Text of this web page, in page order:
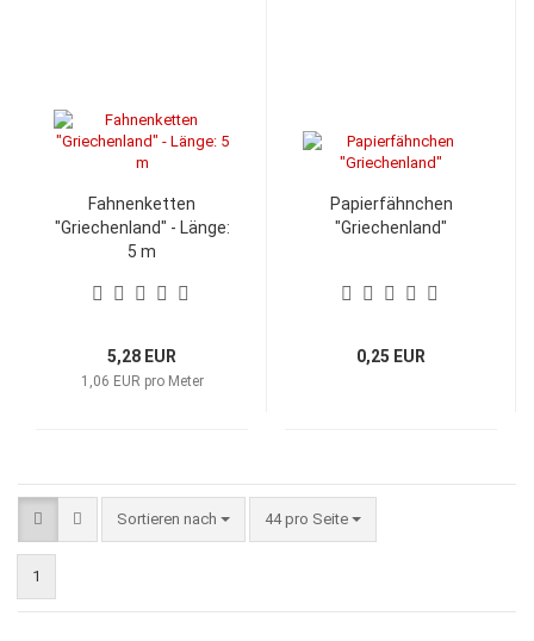
Fahnenketten
"Griechenland" - Länge:
5 m
5,28 EUR
1,06 EUR pro Meter
Papierfähnchen
"Griechenland"
0,25 EUR
Sortieren nach
Sortieren nach 44 pro Seite
pro Seite
1